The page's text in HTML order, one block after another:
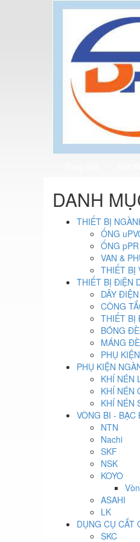
DANH
THIẾT BỊ
ỐNG
ỐNG
VAN &
THIẾT BỊ
THIẾT BỊ ĐiỆN
DÂY ĐIỆN
CÔNG
THIẾT BỊ
BÓNG
MÁNG
PHỤ
PHỤ KIỆN
KHÍ NÉN
KHÍ NÉN
KHÍ NÉN
VÒNG BI - BẠC
NTN
Nachi
SKF
NSK
KOYO
ASAHI
LK
DỤNG CỤ CẮT
SKC